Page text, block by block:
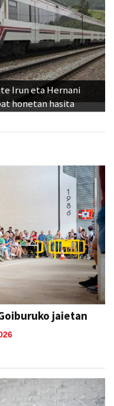
Irun eta Hernani
honetan hasita
jaietan